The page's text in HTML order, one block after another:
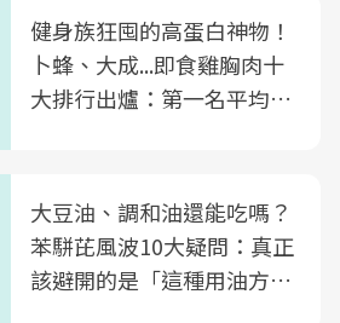
健身族狂囤的高蛋白神物！
卜蜂、大成...即食雞胸肉十
大排行出爐：第一名平均一
大豆油、調和油還能吃嗎？
苯駢芘風波10大疑問：真正
該避開的是「這種用油方